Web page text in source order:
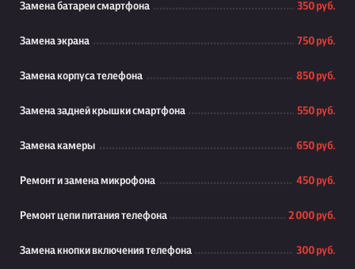
Замена батареи смартфона 350 руб.
Замена экрана 750 руб.
Замена корпуса телефона 850 руб.
Замена задней крышки смартфона 550 руб.
Замена камеры 650 руб.
Ремонт и замена микрофона 450 руб.
Ремонт цепи питания телефона 2 000 руб.
Замена кнопки включения телефона 300 руб.